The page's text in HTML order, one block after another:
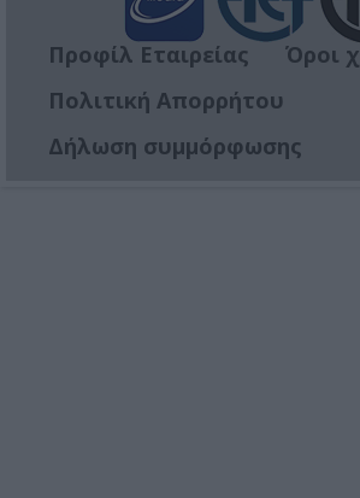
Προφίλ Εταιρείας
Όροι
Πολιτική Απορρήτου
Δήλωση συμμόρφωσης